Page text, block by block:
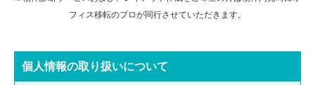
フィス移転のプロが同行させていただきます。
個⼈情報の取り扱いについて